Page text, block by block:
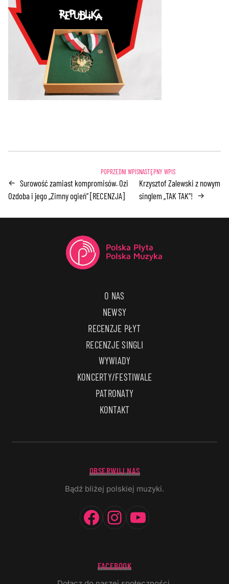
← Surowość zamiast kompromisów. Ozi
Ozdoba i jego „Zimny ogień” [RECENZJA]
Krzysztof Zalewski z nowym
singlem „TAK TAK”! →
O NAS
NEWSY
RECENZJE PŁYT
RECENZJE SINGLI
WYWIADY
KONCERTY/FESTIWALE
PATRONATY
KONTAKT
OBSERWUJ NAS
Bądź bliżej polskiej muzyki.
Facebook
Instagram
FACEBOOK